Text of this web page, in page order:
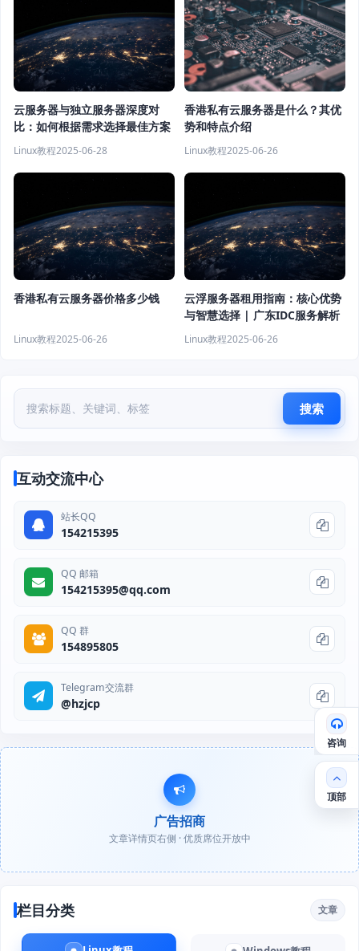
云服务器与独立服务器深度对
比：如何根据需求选择最佳方案
Linux教程2025-06-28
香港私有云服务器是什么？其优
势和特点介绍
Linux教程2025-06-26
香港私有云服务器价格多少钱
Linux教程2025-06-26
云浮服务器租用指南：核心优势
与智慧选择 | 广东IDC服务解析
Linux教程2025-06-26
搜索
互动交流中心
站长QQ
154215395
QQ 邮箱
154215395@qq.com
QQ 群
154895805
Telegram交流群
@hzjcp
广告招商
文章详情页右侧 · 优质席位开放中
栏目分类 文章
咨询
顶部